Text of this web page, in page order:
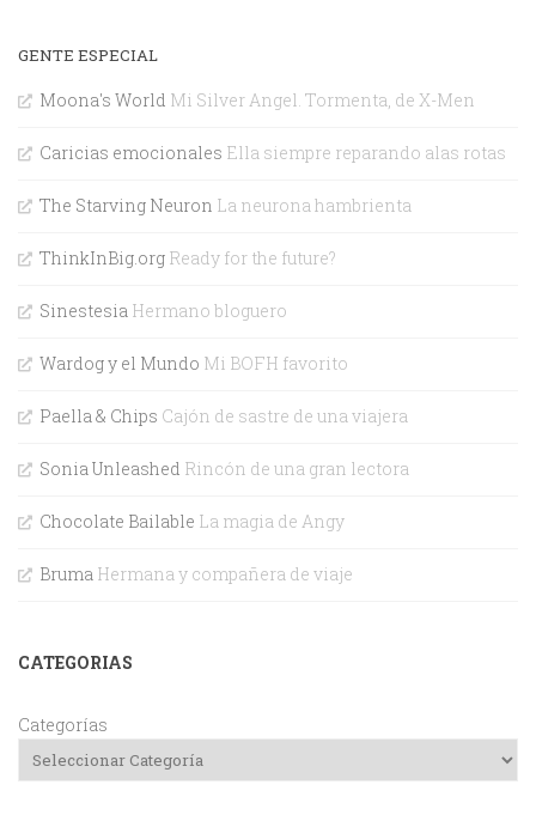
GENTE ESPECIAL
Moona's World Mi Silver Angel. Tormenta, de X-Men
Caricias emocionales Ella siempre reparando alas rotas
The Starving Neuron La neurona hambrienta
ThinkInBig.org Ready for the future?
Sinestesia Hermano bloguero
Wardog y el Mundo Mi BOFH favorito
Paella & Chips Cajón de sastre de una viajera
Sonia Unleashed Rincón de una gran lectora
Chocolate Bailable La magia de Angy
Bruma Hermana y compañera de viaje
CATEGORIAS
Categorías